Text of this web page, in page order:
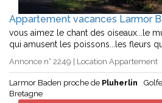
Appartement vacances Larmor
vous aimez le chant des oiseaux...le
qui amusent les poissons...les fleurs
Annonce n° 2249 | Location Appartement
Larmor Baden proche de Pluherlin
Bretagne